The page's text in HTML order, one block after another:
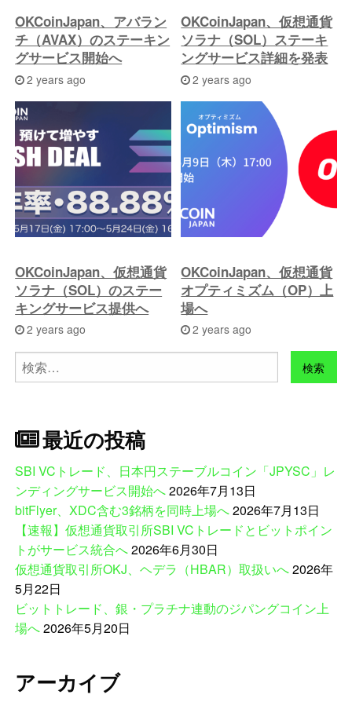
OKCoinJapan、アバラン
チ（AVAX）のステーキン
グサービス開始へ
2 years ago
OKCoinJapan、仮想通貨
ソラナ（SOL）ステーキ
ングサービス詳細を発表
2 years ago
OKCoinJapan、仮想通貨
ソラナ（SOL）のステー
キングサービス提供へ
2 years ago
OKCoinJapan、仮想通貨
オプティミズム（OP）上
場へ
2 years ago
検
索:
最近の投稿
SBI VCトレード、日本円ステーブルコイン「JPYSC」レ
ンディングサービス開始へ2026年7月13日
bitFlyer、XDC含む3銘柄を同時上場へ2026年7月13日
【速報】仮想通貨取引所SBI VCトレードとビットポイン
トがサービス統合へ2026年6月30日
仮想通貨取引所OKJ、ヘデラ（HBAR）取扱いへ2026年
5月22日
ビットトレード、銀・プラチナ連動のジパングコイン上
場へ2026年5月20日
アーカイブ